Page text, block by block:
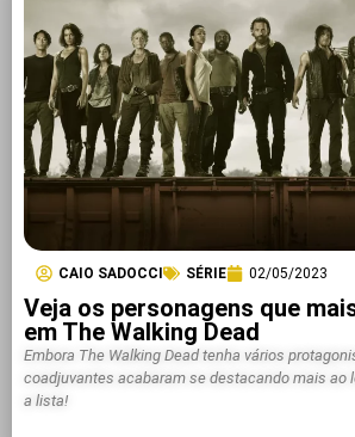
CAIO SADOCCI SÉRIE 02/05/2023
Veja os personagens que
em The Walking Dead
Embora The Walking Dead tenha vários
coadjuvantes acabaram se destacando mais ao
a lista!